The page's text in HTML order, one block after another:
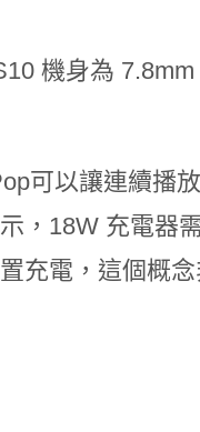
機身為
可以讓連續播
，18W 充電器
充電，這個概